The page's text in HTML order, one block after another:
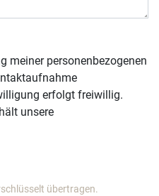
meiner personenbezogenen
erfolgt freiwillig.
unsere
übertragen.